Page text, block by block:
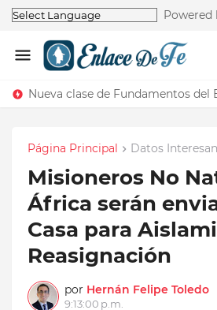
Powered
Página Principal Datos
Misioneros No
África serán
Casa para
Reasignación
por Hernán Felipe Toledo
9:13:00 p.m.